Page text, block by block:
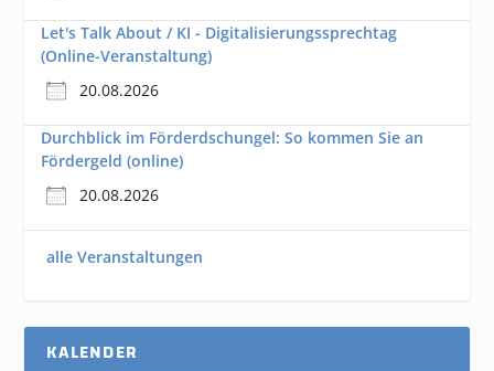
Let's Talk About / KI - Digitalisierungssprechtag
(Online-Veranstaltung)
20.08.2026
Durchblick im Förderdschungel: So kommen Sie an
Fördergeld (online)
20.08.2026
alle Veranstaltungen
KALENDER